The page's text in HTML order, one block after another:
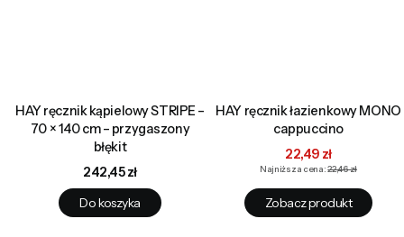
HAY ręcznik kąpielowy STRIPE –
70 × 140 cm – przygaszony
błękit
Cena
242,45 zł
Do koszyka
HAY ręcznik łazienkowy MONO
cappuccino
Cena promocyjna
22,49 zł
Najniższa cena: 22,46 zł
Zobacz produkt